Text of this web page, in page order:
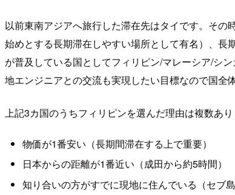
以前東南アジアへ旅行した滞在先はタイです。そ
始めとする長期滞在しやすい場所として有名）、
が普及している国としてフィリピン/マレーシア/シ
地エンジニアとの交流も実現したい目標なので国全
上記3カ国のうちフィリピンを選んだ理由は複数あり
物価が1番安い（長期間滞在する上で重要）
日本からの距離が1番近い（成田から約5時間）
知り合いの方がすでに現地に住んでいる（セブ